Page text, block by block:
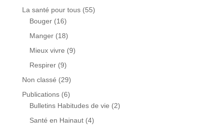
La santé pour tous(55)
Bouger(16)
Manger(18)
Mieux vivre (9)
Respirer(9)
Non classé (29)
Publications(6)
Bulletins Habitudes de vie (2)
Santé en Hainaut(4)